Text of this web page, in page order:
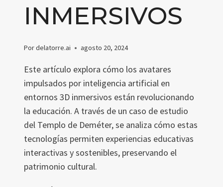
INMERSIVOS
Pordelatorre.ai agosto 20, 2024
Este artículo explora cómo los avatares
impulsados por inteligencia artificial en
entornos 3D inmersivos están revolucionando
la educación. A través de un caso de estudio
del Templo de Deméter, se analiza cómo estas
tecnologías permiten experiencias educativas
interactivas y sostenibles, preservando el
patrimonio cultural.